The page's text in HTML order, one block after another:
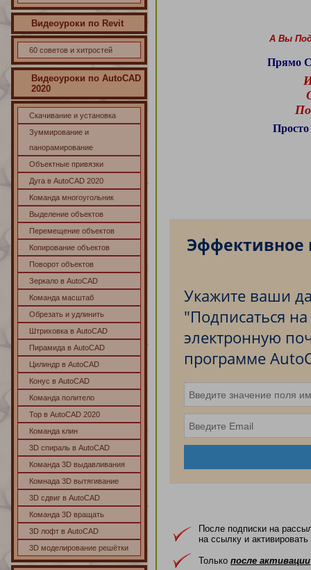
Видеоуроки по Revit
60 советов и хитростей
Видеоуроки по AutoCAD
2020
Скачивание и установка
Зуммирование и
панорамирование
Объектные привязки
Дуга в AutoCAD 2020
Команда многоугольник
Выделение объектов
Перемещение объектов
Копирование объектов
Поворот объектов
Зеркало в AutoCAD
Команда масштаб
Обрезать и удлинить
Штриховка в AutoCAD
Пирамида в AutoCAD
Цилиндр в AutoCAD
Конус в AutoCAD
Команда политело
Тор в AutoCAD 2020
Команда клин
3D спираль в AutoCAD
Команда 3D выдавливания
Комнада 3D вытягивание
3D сдвиг в AutoCAD
Команда 3D вращать
3D лофт в AutoCAD
3D моделирование решётки
А Вы
Прямо
Эффективное
Укажите ваши
"Подписаться
электронную
программе
После подписки на
на ссылку и
Только после активации